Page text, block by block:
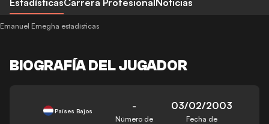
EstadísticasCarrera ProfesionalNoticias
Emanuel Emegha estadísticas
BIOGRAFÍA DEL JUGADOR
Países Bajos -
Número de
03/02/2003
Fecha de